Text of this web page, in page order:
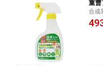
重曹
合成
ル